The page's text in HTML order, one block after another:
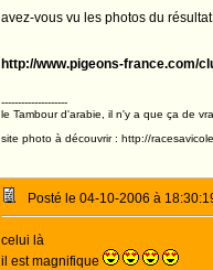
avez-vous vu les photos du
http://www.pigeons-france.com/
--------------------
le Tambour d'arabie, il n'y a que ça de
site photo à découvrir : http://
Posté le 04-10-2006 à
celui là
il est magnifique